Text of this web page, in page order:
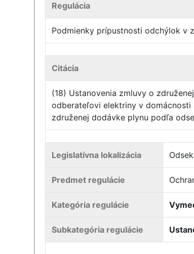
Regulácia
Podmienky prípustnosti odchýlok v
Citácia
(18) Ustanovenia zmluvy o
odberateľovi elektriny v
združenej dodávke plynu podľa
Legislatívna lokalizácia
Predmet regulácie
Kategória regulácie
Subkategória regulácie